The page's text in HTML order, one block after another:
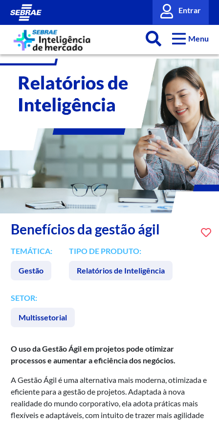
Entrar
Menu
Benefícios da gestão ágil
TEMÁTICA:
Gestão
TIPO DE PRODUTO:
Relatórios de Inteligência
SETOR:
Multissetorial
O uso da Gestão Ágil em projetos pode otimizar
processos e aumentar a eficiência dos negócios.
A Gestão Ágil é uma alternativa mais moderna, otimizada e
eficiente para a gestão de projetos. Adaptada à nova
realidade do mundo corporativo, ela adota práticas mais
flexíveis e adaptáveis, com intuito de trazer mais agilidade